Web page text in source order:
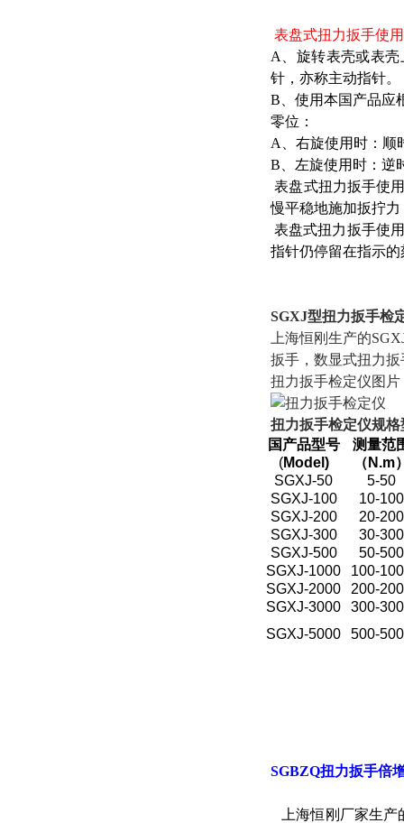
表盘式扭力扳手使
A、旋转表壳或表
针，亦称主动指
B、使用本国产品应
零位：
A、右旋使用时：
B、左旋使用时：逆
表盘式扭力扳手使
慢平稳地施加扳拧
表盘式扭力扳手使
指针仍停留在指示
SGXJ型扭力扳手检
上海恒刚生产的
扳手，数显式扭力
扭力扳手检定仪图片
扭力扳手检定仪规
国产品型号
(Model)
测量范
（N.m
SGXJ-50
5-50
SGXJ-100
10-100
SGXJ-200
20-200
SGXJ-300
30-300
SGXJ-500
50-500
SGXJ-1000
100-
SGXJ-2000
200-
SGXJ-3000
300-
SGXJ-5000
500-
SGBZQ扭力扳手倍
上海恒刚厂家生产